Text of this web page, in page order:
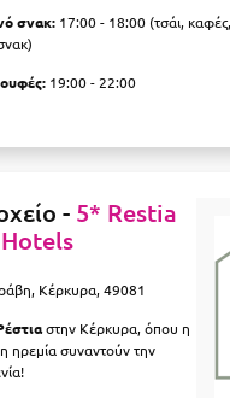
σνακ: 17:00 - 18:00 (τσάι,
19:00 - 22:00
- 5* Restia
Κέρκυρα, 49081
στην Κέρκυρα, όπου η
η ηρεμία συναντούν την